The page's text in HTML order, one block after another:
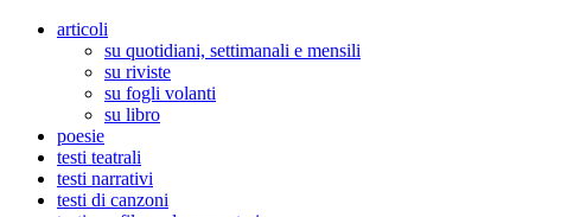
articoli
su quotidiani, settimanali e mensili
su riviste
su fogli volanti
su libro
poesie
testi teatrali
testi narrativi
testi di canzoni